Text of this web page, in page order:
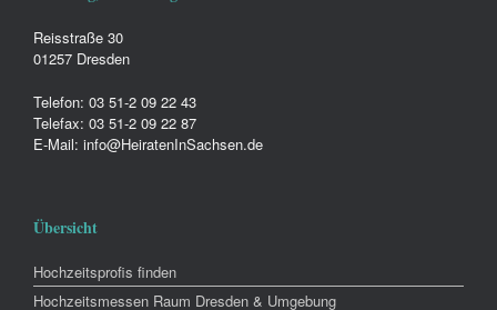
Reisstraße 30
01257 Dresden
Telefon: 03 51-2 09 22 43
Telefax: 03 51-2 09 22 87
E-Mail: info@HeiratenInSachsen.de
Übersicht
Hochzeitsprofis finden
Hochzeitsmessen Raum Dresden & Umgebung